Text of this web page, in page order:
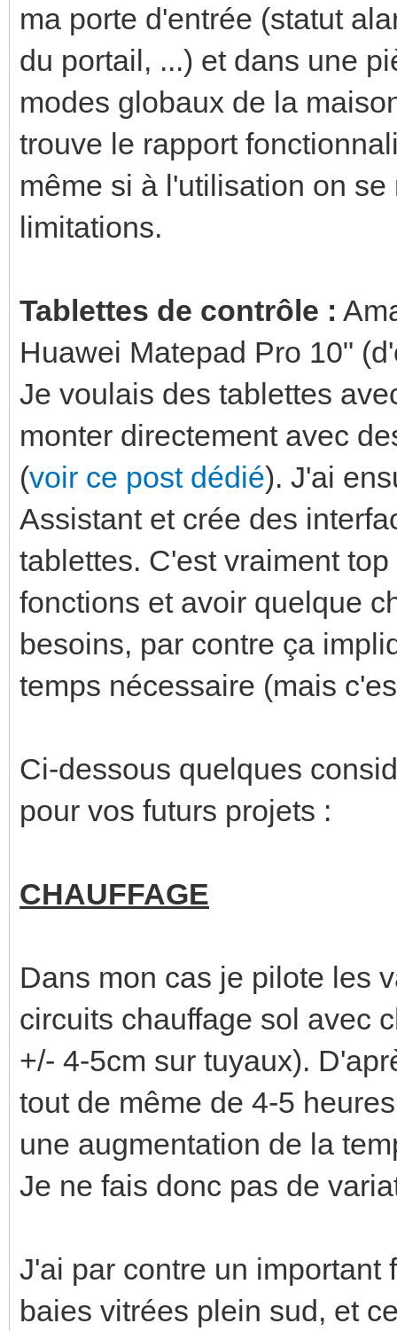
ma porte d'entrée (statut
du portail, ...) et dans une
modes globaux de la
trouve le rapport
même si à l'utilisation on
limitations.
Tablettes de contrôle :
Huawei Matepad Pro 10"
Je voulais des tablettes
monter directement avec
(voir ce post dédié). J'ai
Assistant et crée des
tablettes. C'est vraiment
fonctions et avoir quelque
besoins, par contre ça
temps nécessaire (mais
Ci-dessous quelques
pour vos futurs projets :
CHAUFFAGE
Dans mon cas je pilote les
circuits chauffage sol avec
+/- 4-5cm sur tuyaux).
tout de même de 4-5
une augmentation de la
Je ne fais donc pas de
J'ai par contre un important
baies vitrées plein sud, et